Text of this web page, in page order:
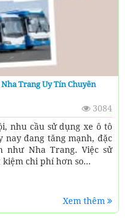
Trang Uy Tín Chuyên
3084
nhu cầu sử dụng xe ô tô
nay đang tăng mạnh, đặc
Nha Trang. Việc sử
chi phí hơn so...
Xem thêm